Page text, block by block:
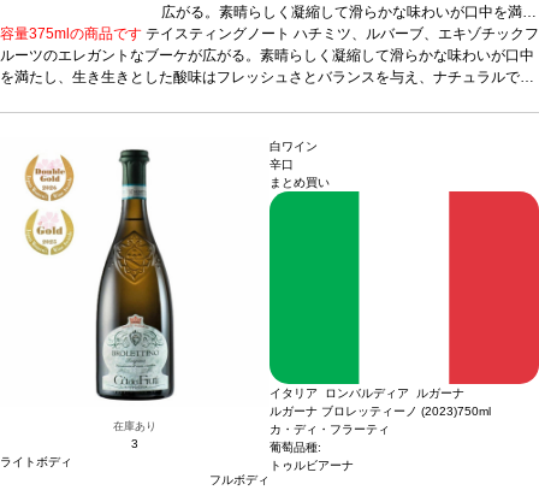
広がる。素晴らしく凝縮して滑らかな味わいが口中を満た
し、生き生きとした酸味はフレッシュさとバランスを与
え、ナチュラルで柔らかい甘味も感じる。合う料理チー
ズ、フルーツ添えの濃厚なデザート、スパイスや塩の効い
動的に次のヴィンテージに変更されます、ご了承くださ
容量375mlの商品です テイスティングノート ハチミツ、ルバーブ、エキゾチックフ
ルーツのエレガントなブーケが広がる。素晴らしく凝縮して滑らかな味わいが口中
を満たし、生き生きとした酸味はフレッシュさとバランスを与え、ナチュラルで柔
れの場合、在庫があり価格が同様の場合は自動的に次のヴィンテージに変更されま
す、ご了承ください。
在庫あり
3
ライトボディ
フルボディ
白ワイン
辛口
まとめ買い
イタリア ロンバルディア ルガーナ
ルガーナ ブロレッティーノ (2023)750ml
カ・ディ・フラーティ
葡萄品種:
トゥルビアーナ